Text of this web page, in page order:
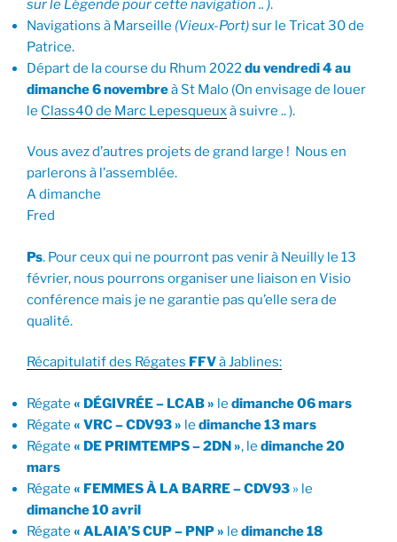
sur le Légende pour cette navigation .. ).
Navigations à Marseille (Vieux-Port)sur le Tricat 30 de
Patrice.
Départ de la course du Rhum 2022du vendredi 4 au
dimanche 6 novembreà St Malo (On envisage de louer
le Class40 de Marc Lepesqueuxà suivre .. ).
Vous avez d’autres projets de grand large ! Nous en
parlerons à l’assemblée.
A dimanche
Fred
Ps. Pour ceux qui ne pourront pas venir à Neuilly le 13
février, nous pourrons organiser une liaison en Visio
conférence mais je ne garantie pas qu’elle sera de
qualité.
Récapitulatif des Régates FFVà Jablines:
Régate « DÉGIVRÉE – LCAB » le dimanche 06 mars
Régate « VRC – CDV93 » le dimanche 13 mars
Régate « DE PRIMTEMPS – 2DN », le dimanche 20
mars
Régate « FEMMES À LA BARRE – CDV93 » le
dimanche 10 avril
Régate « ALAIA’S CUP – PNP » le dimanche 18